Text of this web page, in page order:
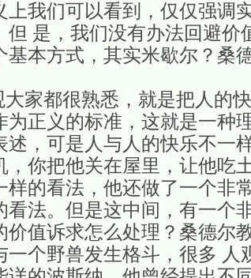
我们可以看到，仅仅强调
是，我们没有办法回避价
本方式，其实米歇尔？桑
都很熟悉，就是把人的快
正义的标准，这就是一种
，可是人与人的快乐不一
你把他关在屋里，让他吃
的看法，他还做了一个非
法。但是这中间，有一个
值诉求怎么处理？桑德尔
个野兽发生格斗，很多 人